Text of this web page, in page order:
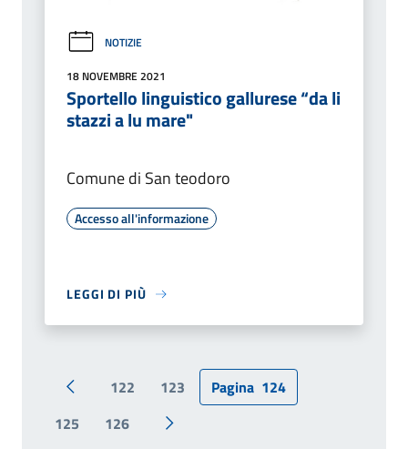
NOTIZIE
18 NOVEMBRE 2021
Sportello linguistico gallurese “da li
stazzi a lu mare"
Comune di San teodoro
Accesso all'informazione
LEGGI DI PIÙ
Pagina precedente
122 123 Pagina 124
125
126 Pagina successiva